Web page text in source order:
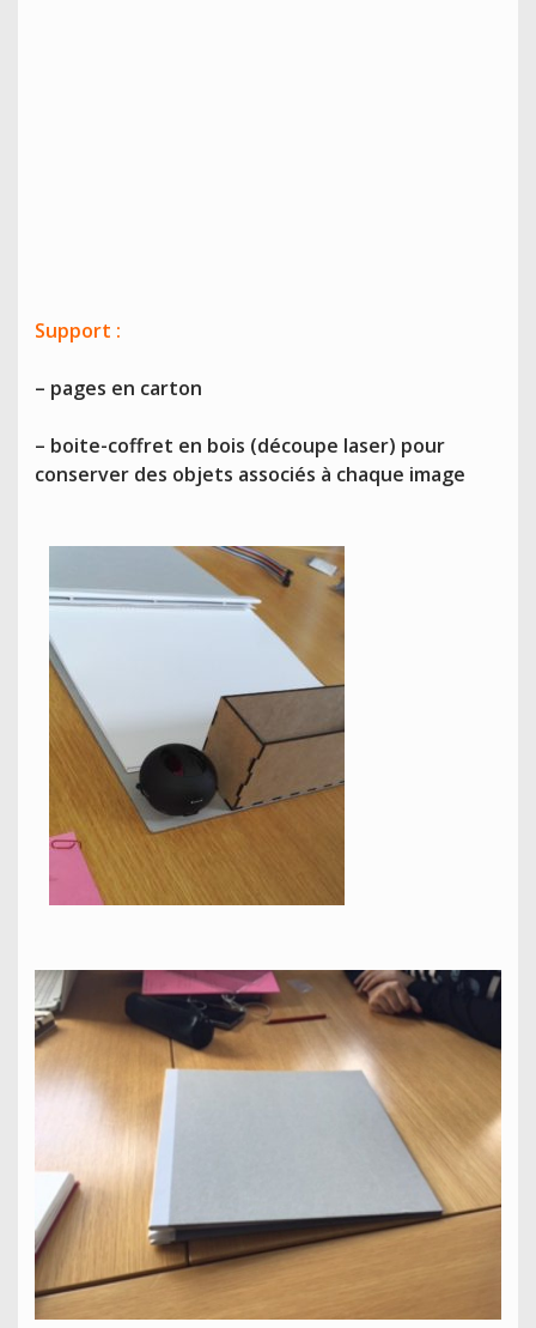
Support :
– pages en carton
– boite-coffret en bois (découpe laser) pour
conserver des objets associés à chaque image